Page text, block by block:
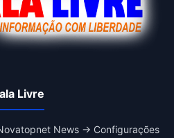
Livre
News → Configurações